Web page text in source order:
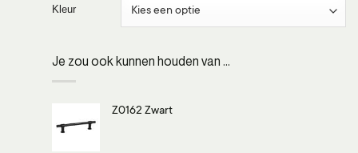
Kleur
Je zou ook kunnen houden van …
Z0162 Zwart